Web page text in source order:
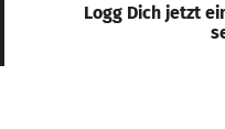
Logg Dich jetzt